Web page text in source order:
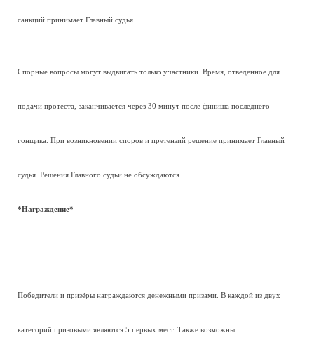
санкций принимает Главный судья.
Спорные вопросы могут выдвигать только участники. Время, отведенное для
подачи протеста, заканчивается через 30 минут после финиша последнего
гонщика. При возникновении споров и претензий решение принимает Главный
судья. Решения Главного судьи не обсуждаются.
*Награждение*
Победители и призёры награждаются денежными призами. В каждой из двух
категорий призовыми являются 5 первых мест. Также возможны